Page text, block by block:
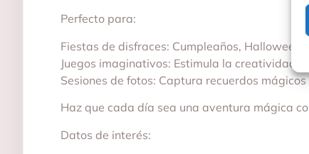
Perfecto para:
Fiestas de disfraces: Cumpleaños, Halloween
Juegos imaginativos: Estimula la creatividad
Sesiones de fotos: Captura recuerdos
Haz que cada día sea una aventura mágica
Datos de interés: